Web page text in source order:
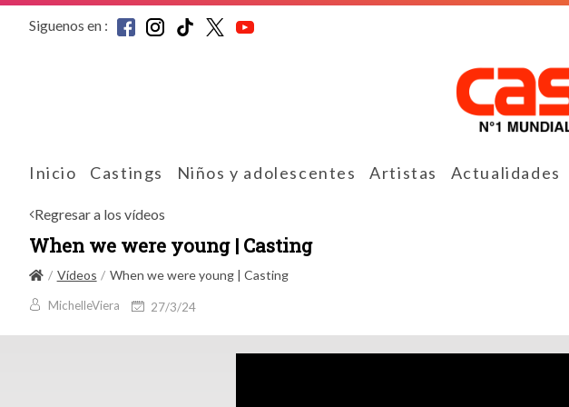
Siguenos en :
Inicio Castings Niños y adolescentes Artistas Actualidades
Regresar a los vídeos
When we were young | Casting
Vídeos When we were young | Casting
MichelleViera 27/3/24